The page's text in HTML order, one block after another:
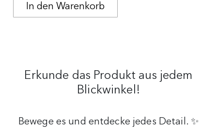
Erkunde das Produkt aus jedem
Blickwinkel!
Bewege es und entdecke jedes Detail. ✨